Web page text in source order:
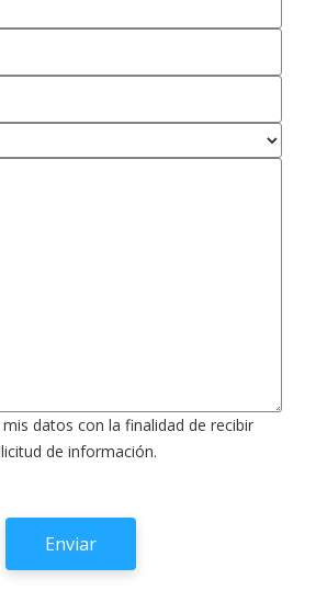
datos con la finalidad de recibir
de información.